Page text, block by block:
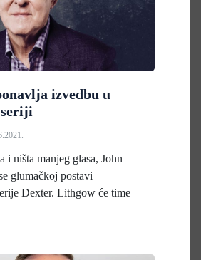
izvedbu u
i ništa manjeg glasa, John
glumačkoj postavi
Dexter. Lithgow će time